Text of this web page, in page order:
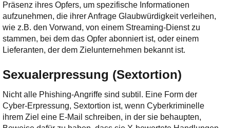
Präsenz ihres Opfers, um spezifische Informationen
aufzunehmen, die ihrer Anfrage Glaubwürdigkeit verleihen,
wie z.B. den Vorwand, von einem Streaming-Dienst zu
stammen, bei dem das Opfer abonniert ist, oder einem
Lieferanten, der dem Zielunternehmen bekannt ist.
Sexualerpressung (Sextortion)
Nicht alle Phishing-Angriffe sind subtil. Eine Form der
Cyber-Erpressung, Sextortion ist, wenn Cyberkriminelle
ihrem Ziel eine E-Mail schreiben, in der sie behaupten,